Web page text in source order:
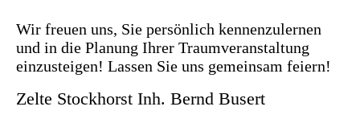
Wir freuen uns, Sie persönlich kennenzulernen
und in die Planung Ihrer Traumveranstaltung
einzusteigen! Lassen Sie uns gemeinsam feiern!
Zelte Stockhorst Inh. Bernd Busert